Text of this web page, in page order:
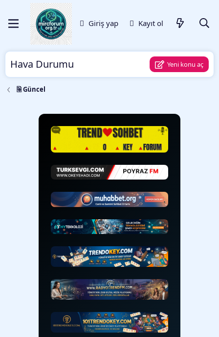
Giriş yap Kayıt ol
Hava Durumu Yeni konu aç
🗟 Güncel